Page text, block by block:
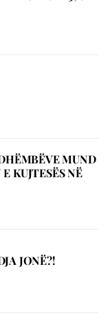
MUND
KUJTESËS NË
JONË?!